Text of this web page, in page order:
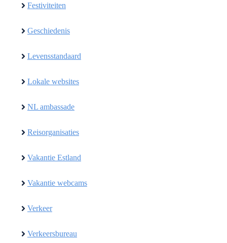
Festiviteiten
Geschiedenis
Levensstandaard
Lokale websites
NL ambassade
Reisorganisaties
Vakantie Estland
Vakantie webcams
Verkeer
Verkeersbureau